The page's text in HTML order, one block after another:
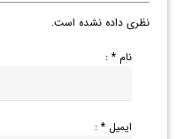
نظری داده نشده است.
نام * :
ایمیل * :